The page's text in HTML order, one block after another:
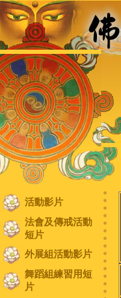
活動影片
法會及傳戒活動
短片
外展組活動影片
舞蹈組練習用短
片